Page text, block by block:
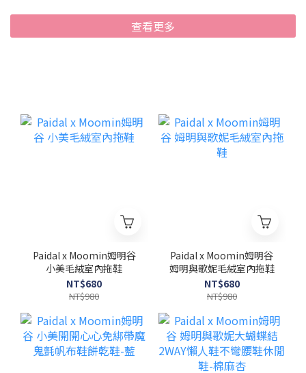
查看更多
Paidal x Moomin姆明谷
小美毛絨室內拖鞋
NT$680
NT$980
Paidal x Moomin姆明谷
姆明與歌妮毛絨室內拖鞋
NT$680
NT$980